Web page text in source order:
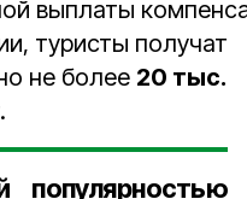
выплаты
туристы получат
не более 20 тыс.